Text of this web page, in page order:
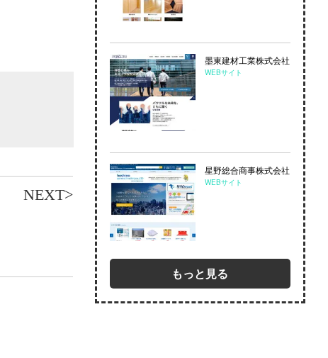
NEXT>
墨東建材⼯業株式会社
WEBサイト
星野総合商事株式会社
WEBサイト
もっと見る